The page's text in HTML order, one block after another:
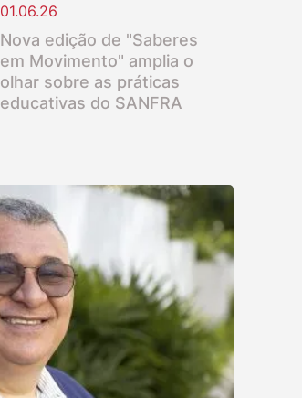
01.06.26
Nova edição de "Saberes
em Movimento" amplia o
olhar sobre as práticas
educativas do SANFRA